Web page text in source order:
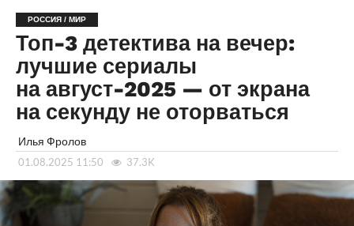
РОССИЯ / МИР
Топ-3 детектива на вечер:
лучшие сериалы
на август-2025 — от экрана
на секунду не оторваться
Илья Фролов
01.08.2025 11:50 37.3K